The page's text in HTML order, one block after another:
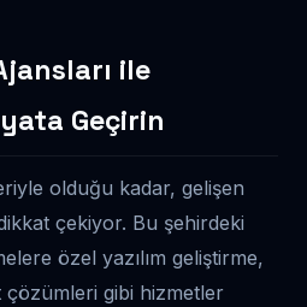
ile
Geçirin
olduğu kadar, gelişen
çekiyor. Bu şehirdeki
özel yazılım geliştirme,
çözümleri gibi hizmetler